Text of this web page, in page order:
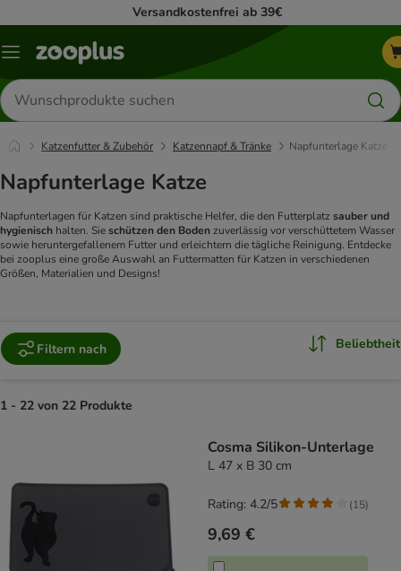
Versandkostenfrei ab 39€
Menü
Produkte
suchen
Katzenfutter & Zubehör Katzennapf & Tränke Napfunterlage Katze
Napfunterlage Katze
Napfunterlagen für Katzen sind praktische Helfer, die den Futterplatz sauber und
hygienisch halten. Sieschützen den Bodenzuverlässig vor verschüttetem Wasser
sowie heruntergefallenem Futter und erleichtern die tägliche Reinigung. Entdecke
bei zooplus eine große Auswahl an Futtermatten für Katzen in verschiedenen
Größen, Materialien und Designs!
Filtern nach Beliebtheit
1 - 22 von 22 Produkte
Cosma Silikon-Unterlage
L 47 x B 30 cm
9,69 €
Rating: 4.2/5 (15)